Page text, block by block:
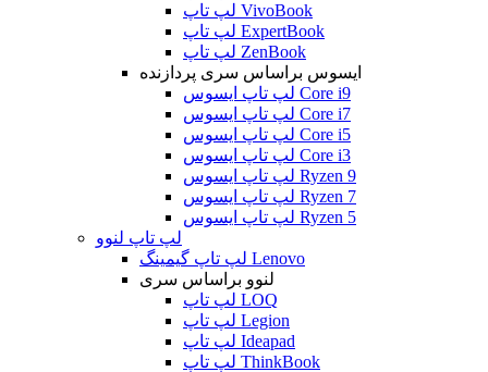
لپ تاپ VivoBook
لپ تاپ ExpertBook
لپ تاپ ZenBook
ایسوس براساس سری پردازنده
لپ تاپ ایسوس Core i9
لپ تاپ ایسوس Core i7
لپ تاپ ایسوس Core i5
لپ تاپ ایسوس Core i3
لپ تاپ ایسوس Ryzen 9
لپ تاپ ایسوس Ryzen 7
لپ تاپ ایسوس Ryzen 5
لپ تاپ لنوو
لپ تاپ گیمینگ Lenovo
لنوو براساس سری
لپ تاپ LOQ
لپ تاپ Legion
لپ تاپ Ideapad
لپ تاپ ThinkBook